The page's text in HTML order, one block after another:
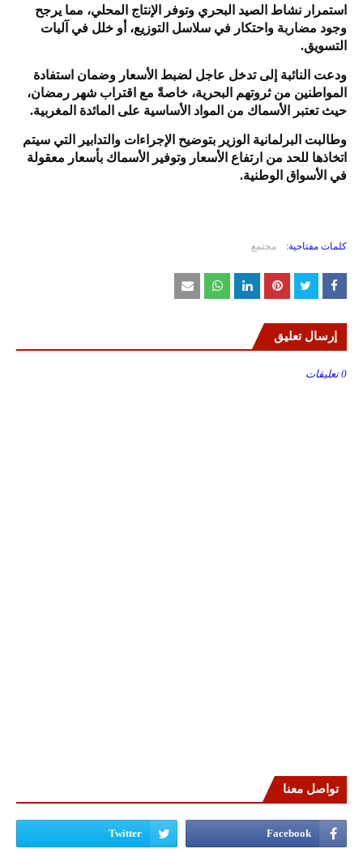
استمرار نشاط الصيد البحري وتوفر الإنتاج المحلي، مما يرجح
وجود مضاربة واحتكار في سلاسل التوزيع، أو خلل في آليات
التسويق.
ودعت النائبة إلى تدخل عاجل لضبط الأسعار وضمان استفادة
المواطنين من ثروتهم البحرية، خاصةً مع اقتراب شهر رمضان،
حيث تعتبر الأسماك من المواد الأساسية على المائدة المغربية.
وطالبت البرلمانية الوزير بتوضيح الإجراءات والتدابير التي سيتم
اتخاذها للحد من ارتفاع الأسعار وتوفير الأسماك بأسعار معقولة
في الأسواق الوطنية.
كلمات مفتاحية: مجتمع
إرسال تعليق
0 تعليقات
تواصل معنا